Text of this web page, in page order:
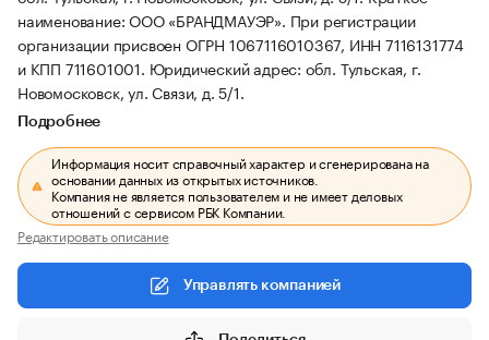
наименование: ООО «БРАНДМАУЭР». При регистрации
организации присвоен ОГРН 1067116010367, ИНН 7116131774
и КПП 711601001. Юридический адрес: обл. Тульская, г.
Новомосковск, ул. Связи, д. 5/1.
Подробнее
Информация носит справочный характер и сгенерирована на
основании данных из открытых источников.
Компания не является пользователем и не имеет деловых
отношений с сервисом РБК Компании.
Редактировать описание
Управлять компанией